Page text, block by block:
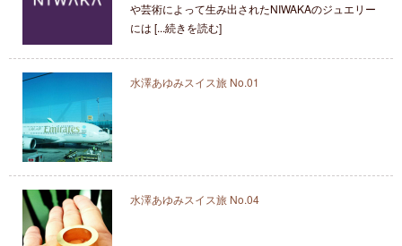
や芸術によって生み出されたNIWAKAのジュエリー
には [...続きを読む]
水澤あゆみスイス旅 No.01
水澤あゆみスイス旅 No.04